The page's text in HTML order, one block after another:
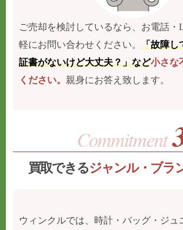
ご売却を検討しているなら、お電話・
軽にお問い合わせください。「故障し
証書がないけど大丈夫？」など小さな
ください。親身にお答え致します。
買取できるジャンル・ブラ
ウィンクルでは、時計・バッグ・ジュ